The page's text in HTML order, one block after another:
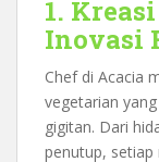
1.
Inovasi
Chef di Acacia
vegetarian
gigitan. Dari
penutup, setiap